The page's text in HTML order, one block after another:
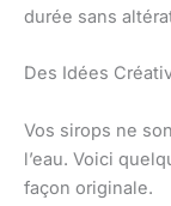
durée sans
Des Idées
Vos sirops ne
l’eau. Voici
façon originale.